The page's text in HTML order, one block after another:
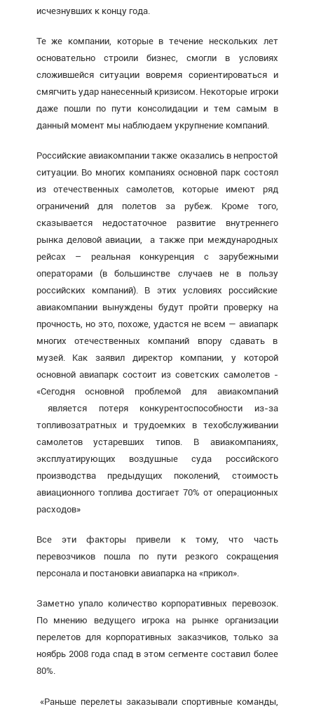
исчезнувших к концу года.
Те же компании, которые в течение нескольких лет
основательно строили бизнес, смогли в условиях
сложившейся ситуации вовремя сориентироваться и
смягчить удар нанесенный кризисом. Некоторые игроки
даже пошли по пути консолидации и тем самым в
данный момент мы наблюдаем укрупнение компаний.
Российские авиакомпании также оказались в непростой
ситуации. Во многих компаниях основной парк состоял
из отечественных самолетов, которые имеют ряд
ограничений для полетов за рубеж. Кроме того,
сказывается недостаточное развитие внутреннего
рынка деловой авиации, а также при международных
рейсах – реальная конкуренция с зарубежными
операторами (в большинстве случаев не в пользу
российских компаний). В этих условиях российские
авиакомпании вынуждены будут пройти проверку на
прочность, но это, похоже, удастся не всем — авиапарк
многих отечественных компаний впору сдавать в
музей. Как заявил директор компании, у которой
основной авиапарк состоит из советских самолетов -
«Сегодня основной проблемой для авиакомпаний
является потеря конкурентоспособности из-за
топливозатратных и трудоемких в техобслуживании
самолетов устаревших типов. В авиакомпаниях,
эксплуатирующих воздушные суда российского
производства предыдущих поколений, стоимость
авиационного топлива достигает 70% от операционных
расходов»
Все эти факторы привели к тому, что часть
перевозчиков пошла по пути резкого сокращения
персонала и постановки авиапарка на «прикол».
Заметно упало количество корпоративных перевозок.
По мнению ведущего игрока на рынке организации
перелетов для корпоративных заказчиков, только за
ноябрь 2008 года спад в этом сегменте составил более
80%.
«Раньше перелеты заказывали спортивные команды,